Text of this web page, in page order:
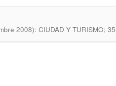
2008): CIUDAD Y TURISMO;